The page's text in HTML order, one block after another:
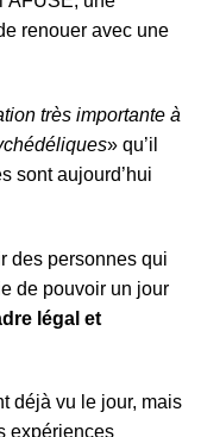
renouer avec une
très importante à
» qu’il
sont aujourd’hui
des personnes qui
de pouvoir un jour
légal et
déjà vu le jour, mais
expériences